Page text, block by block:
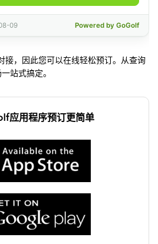
接，因此您可以在线轻松预订。从查询
站式搞定。
应用程序预订更简单